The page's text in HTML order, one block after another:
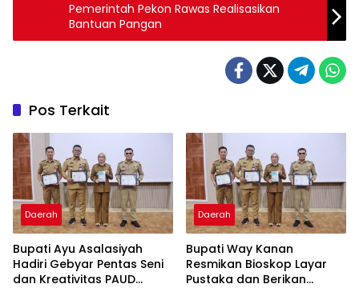
Pemerintah Pekon Rawas Realisasikan
Bantuan Pangan
Pos Terkait
Daerah
Bupati Ayu Asalasiyah
Hadiri Gebyar Pentas Seni
dan Kreativitas PAUD
Daerah
Bupati Way Kanan
Resmikan Bioskop Layar
Pustaka dan Berikan